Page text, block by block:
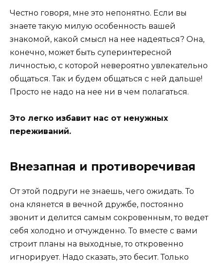
Честно говоря, мне это непонятно. Если вы
знаете такую милую особенность вашей
знакомой, какой смысл на нее надеяться? Она,
конечно, может быть суперинтересной
личностью, с которой невероятно увлекательно
общаться. Так и будем общаться с ней дальше!
Просто не надо на нее ни в чем полагаться.
Это легко избавит нас от ненужных
переживаний.
Внезапная и противоречивая
От этой подруги не знаешь, чего ожидать. То
она клянется в вечной дружбе, постоянно
звонит и делится самым сокровенным, то ведет
себя холодно и отчужденно. То вместе с вами
строит планы на выходные, то откровенно
игнорирует. Надо сказать, это бесит. Только